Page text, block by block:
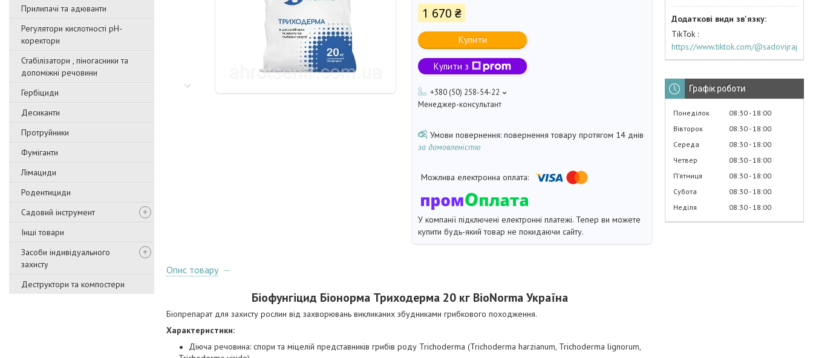
Прилипачі та адюванти
Регулятори кислотності pН-
коректори
Стабілізатори , піногасники та
допоміжні речовини
Гербіциди
Десиканти
Протруйники
Фуміганти
Лімациди
Родентициди
Садовий інструмент
Інші товари
Засоби індивідуального
захисту
Деструктори та компостери
1 670 ₴
Купити
Купити з
+380 (50) 258-54-22
Менеджер-консультант
повернення товару протягом 14 днів
за домовленістю
У компанії підключені електронні платежі. Тепер ви можете
купити будь-який товар не покидаючи сайту.
Опис товару
Біофунгіцид Біонорма Триходерма 20 кг BioNorma Україна
Біопрепарат для захисту рослин від захворювань викликаних збудниками грибкового походження.
Характеристики:
Діюча речовина: спори та міцелій представників грибів роду Trichoderma (Trichoderma harzianum, Trichoderma lignorum,
TikTok
https://www.tiktok.com/@sadovijraj
Графік роботи
Понеділок 08:30 18:00
Вівторок
08:30 18:00
Середа
08:30 18:00
Четвер
08:30 18:00
Пʼятниця
08:30 18:00
Субота
08:30 18:00
Неділя
08:30 18:00